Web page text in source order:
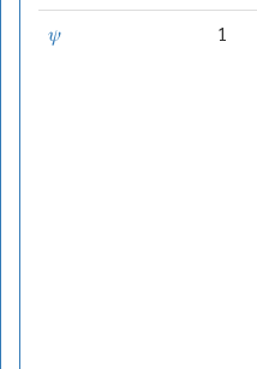
𝜓 1